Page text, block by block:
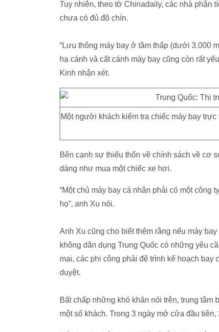
Tuy nhiên, theo tờ Chinadaily, các nhà phân
chưa có đủ độ chín.
“Lưu thông máy bay ở tầm thấp (dưới 3.000
hạ cánh và cất cánh máy bay cũng còn rất
Kinh nhận xét.
Một người khách kiểm tra chiếc máy bay
Bên cạnh sự thiếu thốn về chính sách về cơ
dàng như mua một chiếc xe hơi.
“Một chủ máy bay cá nhân phải có một
họ”, anh Xu nói.
Anh Xu cũng cho biết thêm rằng nếu máy
không dân dụng Trung Quốc có những yêu
mại, các phi công phải đệ trình kế hoạch
duyệt.
Bất chấp những khó khăn nói trên, trung
một số khách. Trong 3 ngày mở cửa đầu